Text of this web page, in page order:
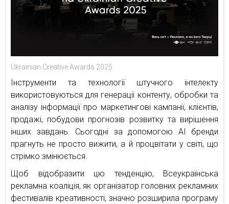
Ukrainian Creative Awards 2025
Інструменти та технології штучного інтелекту
використовуються для генерації контенту, обробки та
аналізу інформації про маркетингові кампанії, клієнтів,
продажі, побудови прогнозів розвитку та вирішення
інших завдань. Сьогодні за допомогою АІ бренди
прагнуть не просто вижити, а й процвітати у світі, що
стрімко змінюється.
Щоб відобразити цю тенденцію, Всеукраїнська
рекламна коаліція, як організатор головних рекламних
фестивалів креативності, значно розширила програму